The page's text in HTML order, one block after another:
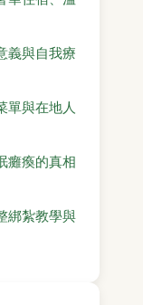
義與自我療
單與在地人
癱瘓的真相
綁紮教學與